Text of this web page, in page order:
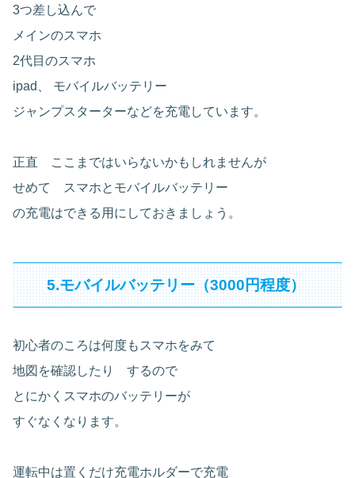
3つ差し込んで
メインのスマホ
2代目のスマホ
ipad、 モバイルバッテリー
ジャンプスターターなどを充電しています。
正直 ここまではいらないかもしれませんが
せめて スマホとモバイルバッテリー
の充電はできる用にしておきましょう。
5.モバイルバッテリー（3000円程度）
初心者のころは何度もスマホをみて
地図を確認したり するので
とにかくスマホのバッテリーが
すぐなくなります。
運転中は置くだけ充電ホルダーで充電